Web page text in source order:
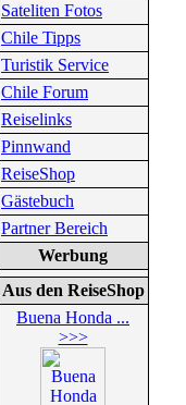
Sateliten Fotos
Chile Tipps
Turistik Service
Chile Forum
Reiselinks
Pinnwand
ReiseShop
Gästebuch
Partner Bereich
Werbung
Aus den ReiseShop
Buena Honda ...
>>>